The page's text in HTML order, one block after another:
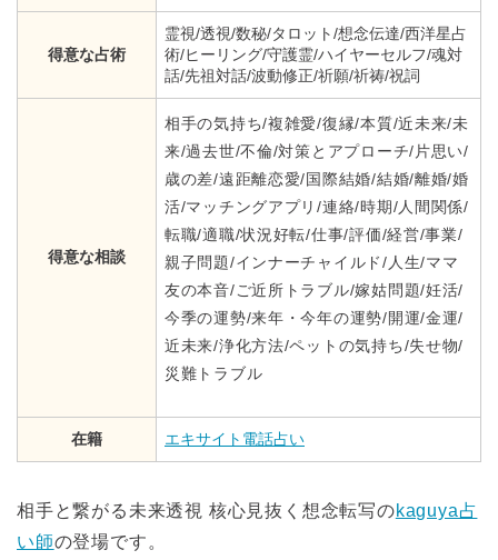
得意な占術
霊視/透視/数秘/タロット/想念伝達/西洋星占
術/ヒーリング/守護霊/ハイヤーセルフ/魂対
話/先祖対話/波動修正/祈願/祈祷/祝詞
得意な相談
相手の気持ち/複雑愛/復縁/本質/近未来/未
来/過去世/不倫/対策とアプローチ/片思い/
歳の差/遠距離恋愛/国際結婚/結婚/離婚/婚
活/マッチングアプリ/連絡/時期/人間関係/
転職/適職/状況好転/仕事/評価/経営/事業/
親子問題/インナーチャイルド/人生/ママ
友の本音/ご近所トラブル/嫁姑問題/妊活/
今季の運勢/来年・今年の運勢/開運/金運/
近未来/浄化方法/ペットの気持ち/失せ物/
災難トラブル
在籍 エキサイト電話占い
相手と繋がる未来透視 核心見抜く想念転写のkaguya占
い師の登場です。